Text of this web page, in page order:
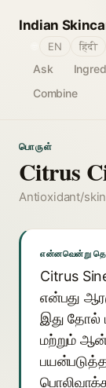
Indian
Ask
Combine
EN हिंदी
பொருள்
Citrus
Antioxidant/
என்னவென்று
Citrus
என்பது
இது தோல்
மற்றும்